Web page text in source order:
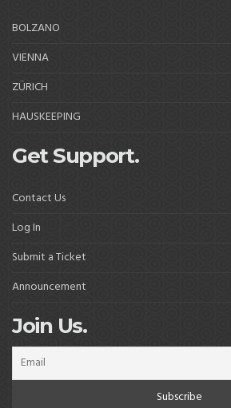
BOLZANO
VIENNA
ZÜRICH
HAUSKEEPING
Get Support.
Contact Us
Log In
Submit a Ticket
Announcement
Join Us.